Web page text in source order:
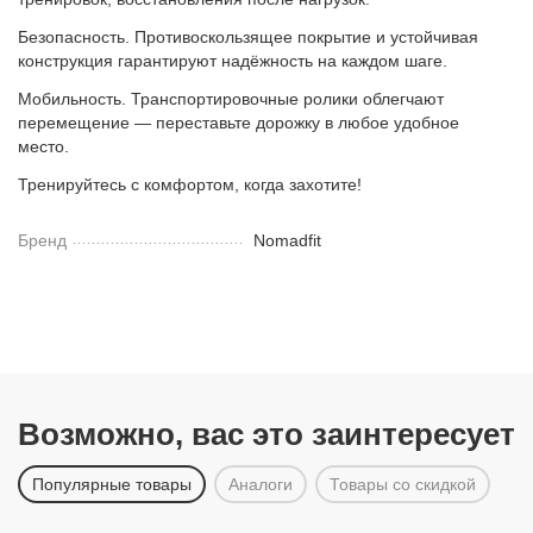
Безопасность. Противоскользящее покрытие и устойчивая
конструкция гарантируют надёжность на каждом шаге.
Мобильность. Транспортировочные ролики облегчают
перемещение — переставьте дорожку в любое удобное
место.
Тренируйтесь с комфортом, когда захотите!
Бренд Nomadfit
Возможно, вас это заинтересует
Популярные товары Аналоги Товары со скидкой